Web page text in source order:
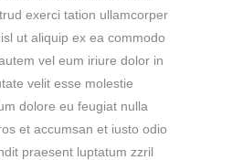
exerci tation ullamcorper
ut aliquip ex ea commodo
vel eum iriure dolor in
velit esse molestie
dolore eu feugiat nulla
et accumsan et iusto odio
praesent luptatum zzril